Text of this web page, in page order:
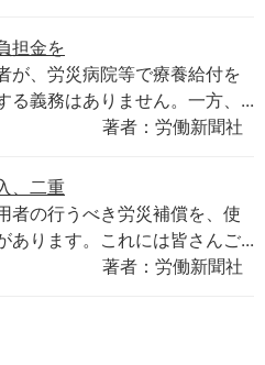
担金を
が、労災病院等で療養給付を
る義務はありません。一方、...
著者：労働新聞社
、二重
者の行うべき労災補償を、使
あります。これには皆さんご...
著者：労働新聞社